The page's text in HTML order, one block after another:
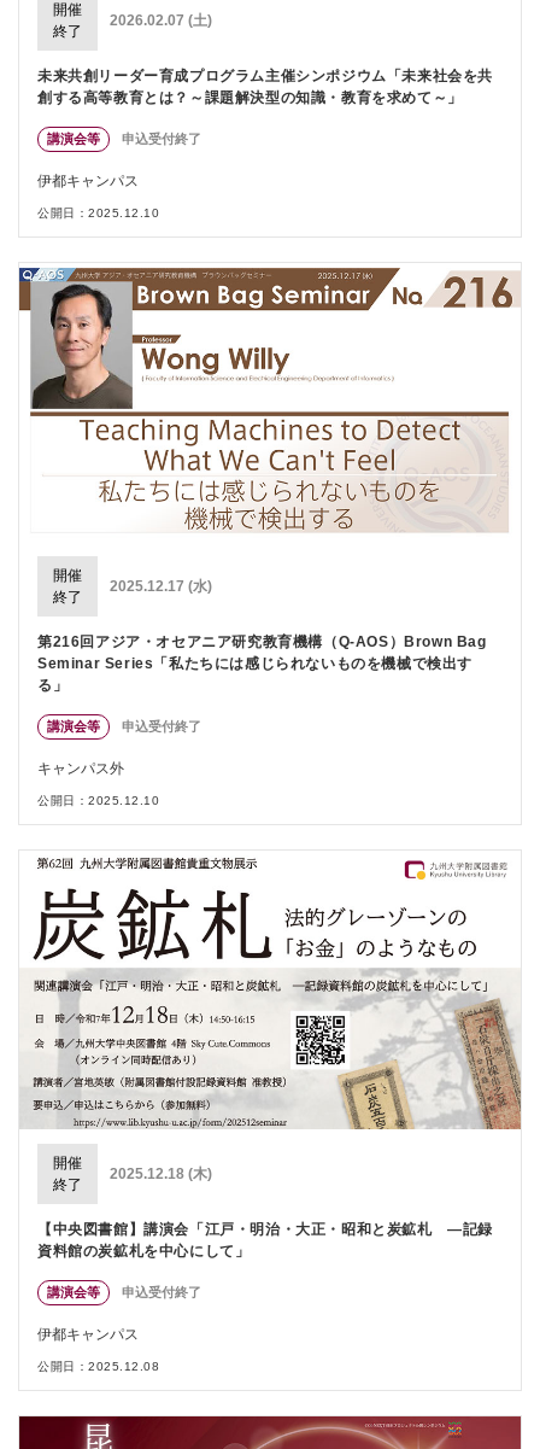
開催
終了
2026.02.07 (土)
未来共創リーダー育成プログラム主催シンポジウム「未来社会を共
創する高等教育とは？～課題解決型の知識・教育を求めて～」
講演会等 申込受付終了
伊都キャンパス
公開日：2025.12.10
開催
終了
2025.12.17 (水)
第216回アジア・オセアニア研究教育機構（Q-AOS）Brown Bag
Seminar Series「私たちには感じられないものを機械で検出す
る」
講演会等 申込受付終了
キャンパス外
公開日：2025.12.10
開催
終了
2025.12.18 (木)
【中央図書館】講演会「江戸・明治・大正・昭和と炭鉱札 ―記録
資料館の炭鉱札を中心にして」
講演会等 申込受付終了
伊都キャンパス
公開日：2025.12.08